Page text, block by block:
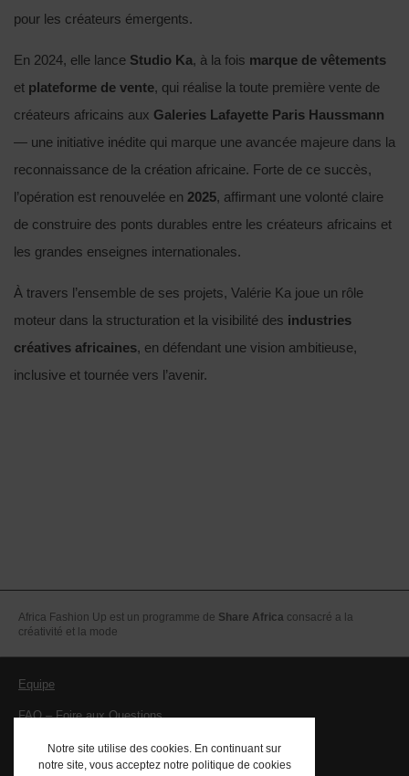
pour les créateurs émergents.
En 2024, elle lance Studio Ka, à la fois marque de vêtements
et plateforme de vente, qui réalise la toute première vente de
créateurs africains aux Galeries Lafayette Paris Haussmann
— une initiative inédite qui marque une avancée majeure dans la
reconnaissance de la création africaine. Forte de ce succès,
l’opération est renouvelée en 2025, affirmant une volonté claire
de construire des ponts durables entre les créateurs africains et
les grandes enseignes internationales.
À travers l’ensemble de ses projets, Valérie Ka joue un rôle
moteur dans la structuration et la visibilité des industries
créatives africaines, en défendant une vision ambitieuse,
inclusive et tournée vers l’avenir.
Africa Fashion Up est un programme de Share Africa consacré a la
créativité et la mode
Equipe
FAQ – Foire aux Questions
Mentions légales – CGV
Notre site utilise des cookies. En continuant sur
notre site, vous acceptez notre politique de cookies